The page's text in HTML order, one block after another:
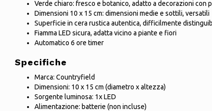
Verde chiaro: fresco e botanico, adatto a decorazioni con
Dimensioni 10 x 15 cm: dimensioni medie e sottili, versatili
Superficie in cera rustica autentica, difficilmente
Fiamma LED sicura, adatta vicino a piante e fiori
Automatico 6 ore timer
Specifiche
Marca: Countryfield
Dimensioni: 10 x 15 cm (diametro x altezza)
Sorgente luminosa: 1x LED
Alimentazione: batterie (non incluse)